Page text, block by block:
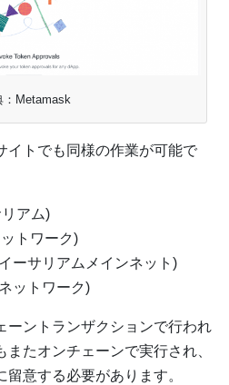
：Metamask
イトでも同様の作業が可能で
アム)
トワーク)
ーサリアムメインネット)
ットワーク)
ーントランザクションで行われ
たオンチェーンで実行され、
意する必要があります。